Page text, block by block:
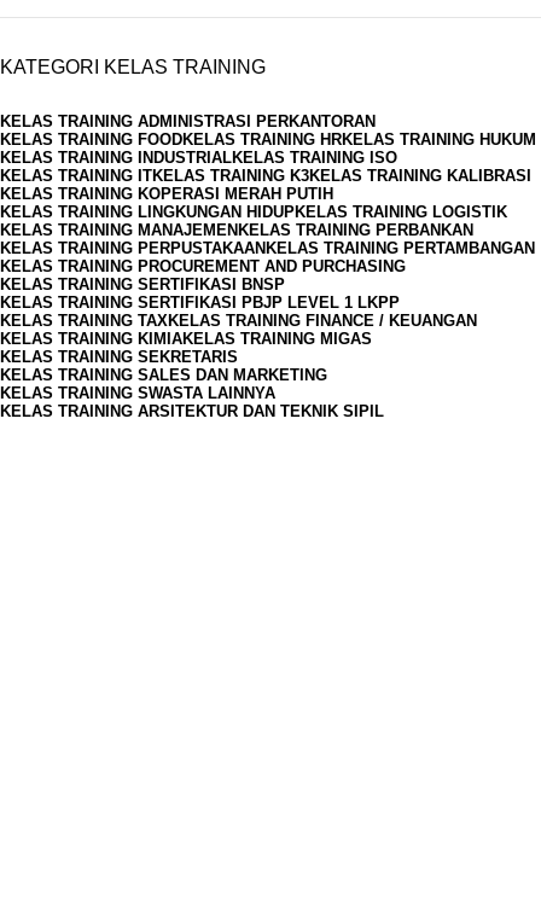
KATEGORI KELAS TRAINING
KELAS TRAINING ADMINISTRASI PERKANTORAN
KELAS TRAINING FOODKELAS TRAINING HRKELAS TRAINING HUKUM
KELAS TRAINING INDUSTRIALKELAS TRAINING ISO
KELAS TRAINING ITKELAS TRAINING K3KELAS TRAINING KALIBRASI
KELAS TRAINING KOPERASI MERAH PUTIH
KELAS TRAINING LINGKUNGAN HIDUPKELAS TRAINING LOGISTIK
KELAS TRAINING MANAJEMEN KELAS TRAINING PERBANKAN
KELAS TRAINING PERPUSTAKAAN KELAS TRAINING PERTAMBANGAN
KELAS TRAINING PROCUREMENT AND PURCHASING
KELAS TRAINING SERTIFIKASI BNSP
KELAS TRAINING SERTIFIKASI PBJP LEVEL 1 LKPP
KELAS TRAINING TAXKELAS TRAINING FINANCE / KEUANGAN
KELAS TRAINING KIMIAKELAS TRAINING MIGAS
KELAS TRAINING SEKRETARIS
KELAS TRAINING SALES DAN MARKETING
KELAS TRAINING SWASTA LAINNYA
KELAS TRAINING ARSITEKTUR DAN TEKNIK SIPIL